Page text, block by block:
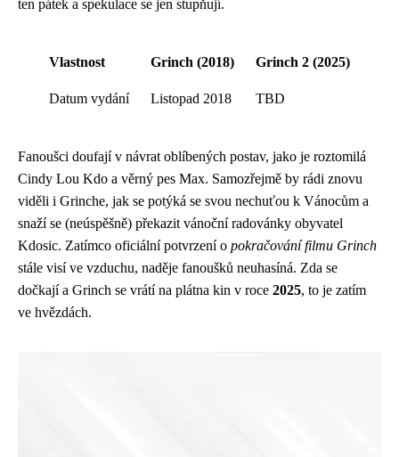
ten pátek a spekulace se jen stupňují.
Vlastnost Grinch (2018) Grinch 2 (2025)
Datum vydání Listopad 2018 TBD
Fanoušci doufají v návrat oblíbených postav, jako je roztomilá
Cindy Lou Kdo a věrný pes Max. Samozřejmě by rádi znovu
viděli i Grinche, jak se potýká se svou nechuťou k Vánocům a
snaží se (neúspěšně) překazit vánoční radovánky obyvatel
Kdosic. Zatímco oficiální potvrzení o pokračování filmu Grinch
stále visí ve vzduchu, naděje fanoušků neuhasíná. Zda se
dočkají a Grinch se vrátí na plátna kin v roce 2025, to je zatím
ve hvězdách.